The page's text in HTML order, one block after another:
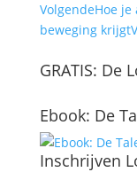
VolgendeHoe
beweging krijgt
GRATIS: De
Ebook: De
Inschrijven